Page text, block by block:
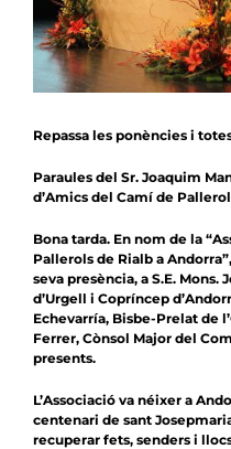
Contacte
Col.labora
Repassa les ponències i
Paraules del Sr. Joaquim
d’Amics del Camí de
Bona tarda. En nom de la
Pallerols de Rialb a
seva presència, a S.E.
d’Urgell i Copríncep
Echevarría, Bisbe-Prelat de
Ferrer, Cònsol Major del
presents.
L’Associació va néixer a
centenari de sant
recuperar fets, senders i